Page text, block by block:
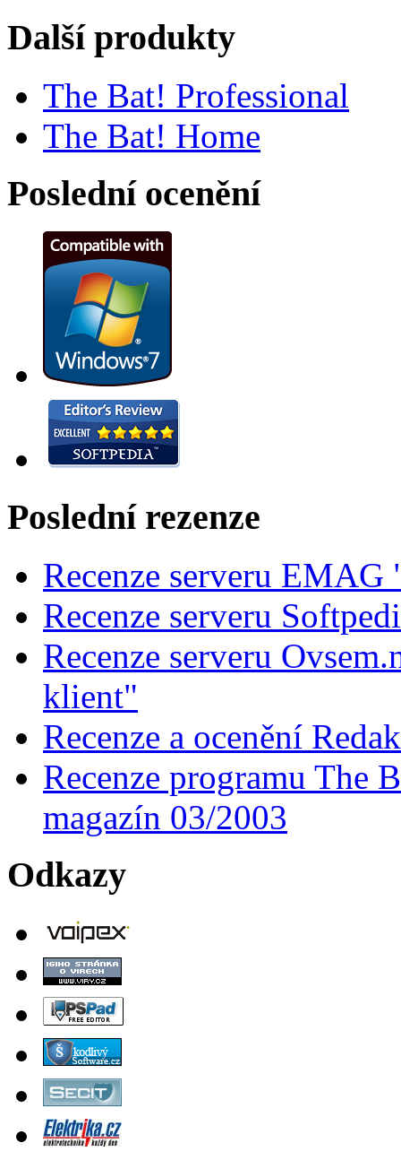
Další produkty
The Bat! Professional
The Bat! Home
Poslední ocenění
Poslední rezenze
Recenze serveru
Recenze serveru
Recenze serveru
klient"
Recenze a ocenění
Recenze programu The
magazín 03/2003
Odkazy